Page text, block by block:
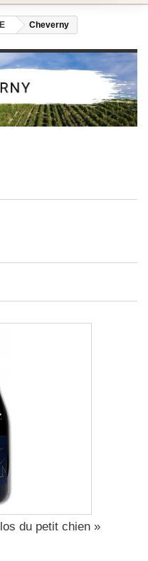
Cheverny
du petit chien »